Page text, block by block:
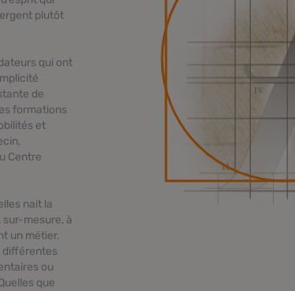
plutôt
qui ont
de
formations
et
Centre
nait la
mesure, à
un métier.
différentes
ou
que